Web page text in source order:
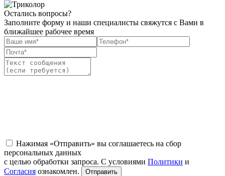
Остались вопросы?
Заполните форму и наши специалисты свяжутся с Вами в
ближайшее рабочее время
Нажимая «Отправить» вы соглашаетесь на сбор
персональных данных
с целью обработки запроса. С условиями Политики и
Согласия ознакомлен.